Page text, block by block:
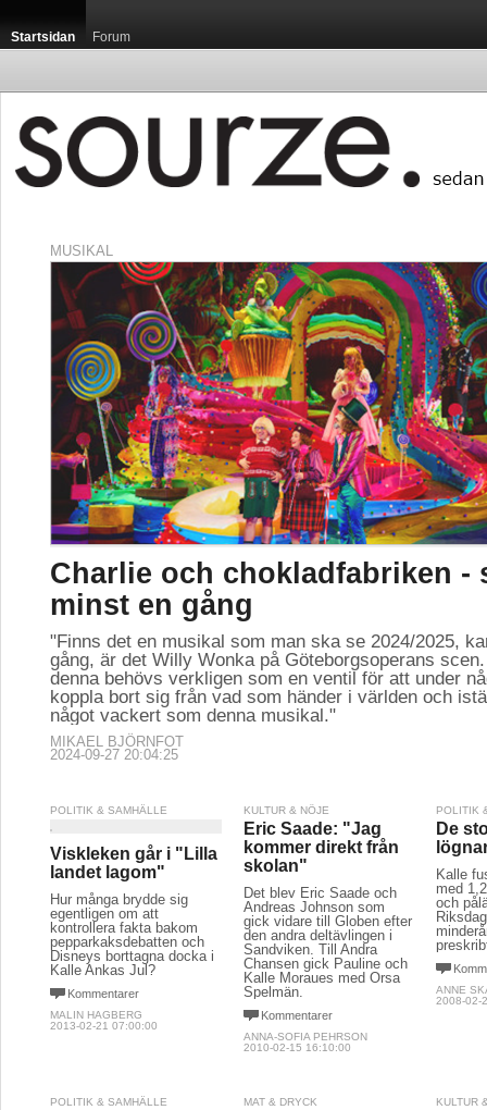
Startsidan Forum
MUSIKAL
Charlie och chokladfabriken -
minst en gång
"Finns det en musikal som man ska se 2024/2025,
gång, är det Willy Wonka på Göteborgsoperans
denna behövs verkligen som en ventil för att under
koppla bort sig från vad som händer i världen och
något vackert som denna musikal."
MIKAEL BJÖRNFOT
2024-09-27 20:04:25
POLITIK & SAMHÄLLE
Viskleken går i "Lilla
landet lagom"
Hur många brydde sig
egentligen om att
kontrollera fakta bakom
pepparkaksdebatten och
Disneys borttagna docka i
Kalle Ankas Jul?
Kommentarer
MALIN HAGBERG
2013-02-21 07:00:00
KULTUR & NÖJE
Eric Saade: "Jag
kommer direkt från
skolan"
Det blev Eric Saade och
Andreas Johnson som
gick vidare till Globen efter
den andra deltävlingen i
Sandviken. Till Andra
Chansen gick Pauline och
Kalle Moraues med Orsa
Spelmän.
Kommentarer
ANNA-SOFIA PEHRSON
2010-02-15 16:10:00
POLITIK
De
Kalle
med
och
ANNE
2008-02-
POLITIK & SAMHÄLLE MAT & DRYCK KULTUR